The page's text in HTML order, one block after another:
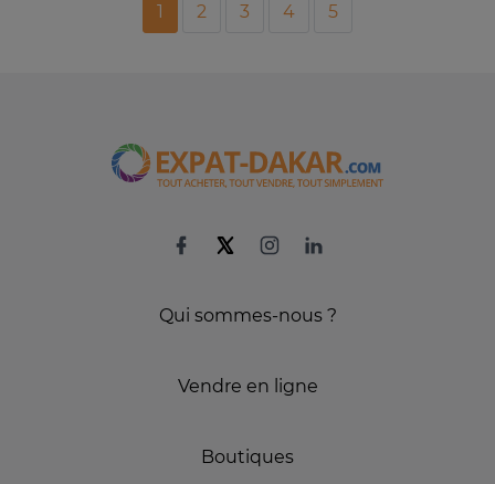
1 2 3 4 5
Qui sommes-nous ?
Vendre en ligne
Boutiques